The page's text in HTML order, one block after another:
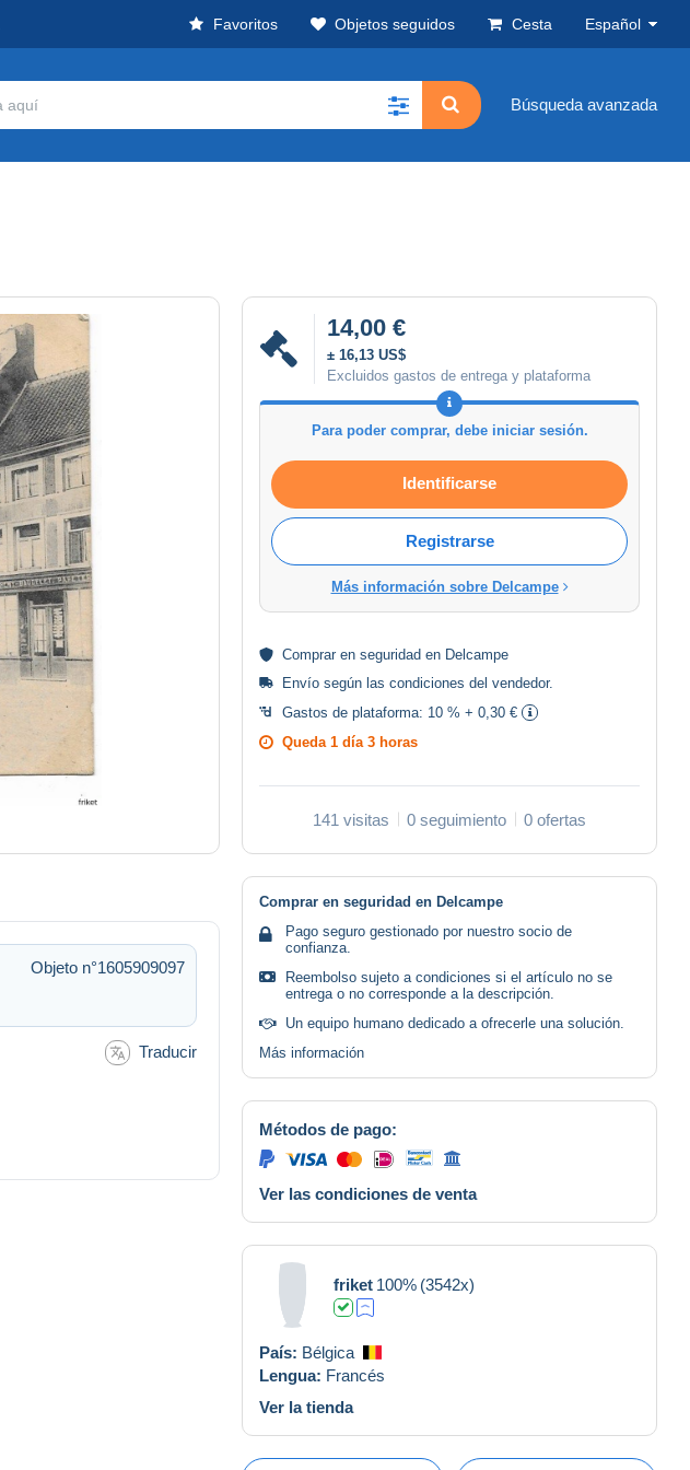
Favoritos Objetos seguidos Cesta Español
Búsqueda avanzada
14,00 €
± 16,13 US$
Excluidos gastos de entrega y plataforma
Para poder comprar, debe iniciar sesión.
Identificarse
Registrarse
Más información sobre Delcampe
Comprar en seguridad en Delcampe
Envío según las condiciones del vendedor.
Gastos de plataforma: 10 % + 0,30 €
Queda 1 día 3 horas
141 visitas 0 seguimiento 0 ofertas
Objeto n°1605909097
Traducir
Comprar en seguridad en Delcampe
Pago seguro gestionado por nuestro socio de
confianza.
Reembolso sujeto a condiciones si el artículo no se
entrega o no corresponde a la descripción.
Un equipo humano dedicado a ofrecerle una solución.
Más información
Métodos de pago:
Ver las condiciones de venta
friket 100% (3542x)
País: Bélgica
Lengua: Francés
Ver la tienda